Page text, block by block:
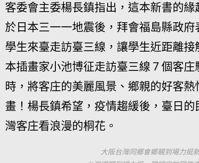
客委會主委楊長鎮指出，這本新書的緣
於日本三一一地震後，拜會福島縣政
學生來臺走訪臺三線，讓學生近距離
本插畫家小池博征走訪臺三線 7 個客
時，將客庄的美麗風景、鄉親的好客
畫！楊長鎮希望，疫情趨緩後，臺日
灣客庄看浪漫的桐花。
大阪台灣同鄉會鄉親到場力挺